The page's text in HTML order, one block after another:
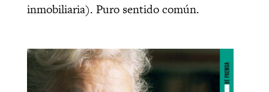
inmobiliaria). Puro sentido común.